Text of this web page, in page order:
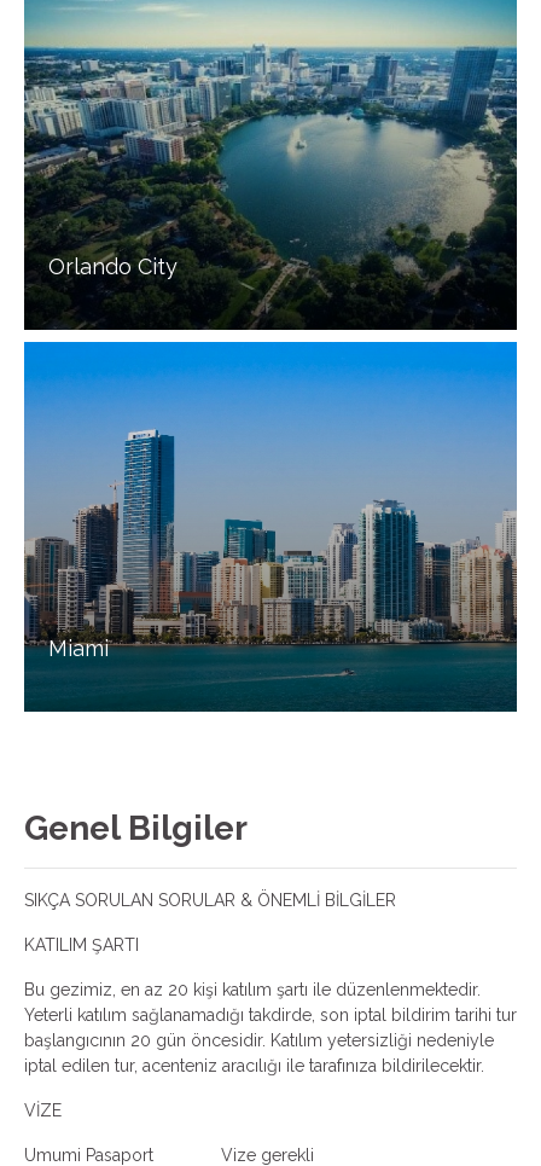
Orlando City
Miami
Genel Bilgiler
SIKÇA SORULAN SORULAR & ÖNEMLİ BİLGİLER
KATILIM ŞARTI
Bu gezimiz, en az 20 kişi katılım şartı ile düzenlenmektedir.
Yeterli katılım sağlanamadığı takdirde, son iptal bildirim tarihi tur
başlangıcının 20 gün öncesidir. Katılım yetersizliği nedeniyle
iptal edilen tur, acenteniz aracılığı ile tarafınıza bildirilecektir.
VİZE
Umumi Pasaport Vize gerekli